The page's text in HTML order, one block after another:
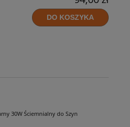
DO KOSZYKA
30W Ściemnialny do Szyn